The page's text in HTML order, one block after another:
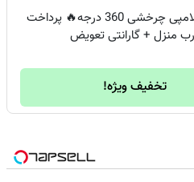
🔥دوربین لامپی چرخشی 360 درجه🔥 پرداخت
منزل + گارانتی تعویض
تخفیف ویژه!